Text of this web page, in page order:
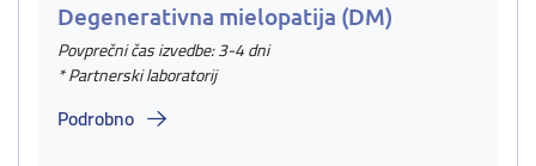
Degenerativna mielopatija (DM)
Povprečni čas izvedbe: 3-4 dni
* Partnerski laboratorij
Podrobno